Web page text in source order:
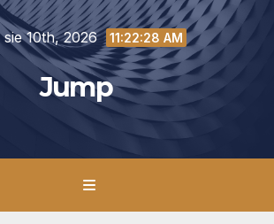
sie 10th, 2026 11:22:30 AM
Jump